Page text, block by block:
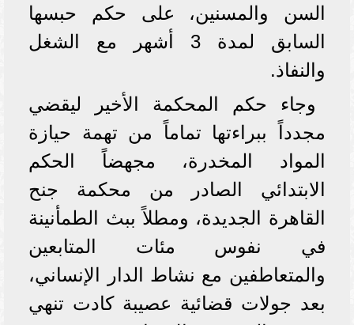
السن والمسنين، على حكم حبسها
السابق لمدة 3 أشهر مع الشغل
والنفاذ.
وجاء حكم المحكمة الأخير ليقضي
مجدداً ببراءتها تماماً من تهمة حيازة
المواد المخدرة، مجهضاً الحكم
الابتدائي الصادر من محكمة جنح
القاهرة الجديدة، ومطلاً ببث الطمأنينة
في نفوس مئات المتابعين
والمتعاطفين مع نشاط الدار الإنساني،
بعد جولات قضائية عصيبة كادت تنهي